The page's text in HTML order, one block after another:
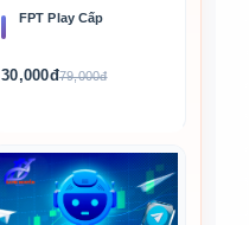
FPT Play Cấp
30,000đ79,000đ